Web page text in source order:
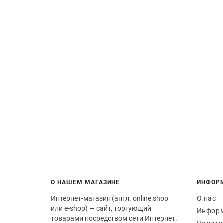
О НАШЕМ МАГАЗИНЕ
Интернет-магазин (англ. online shop
или e-shop) — сайт, торгующий
товарами посредством сети Интернет.
О нас